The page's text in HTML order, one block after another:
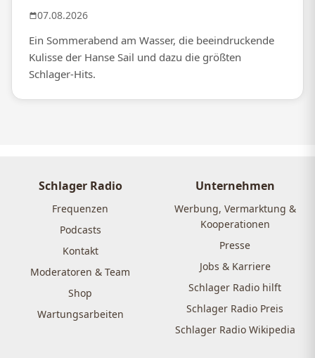
07.08.2026
Ein Sommerabend am Wasser, die beeindruckende
Kulisse der Hanse Sail und dazu die größten
Schlager-Hits.
Schlager Radio
Frequenzen
Podcasts
Kontakt
Moderatoren & Team
Shop
Wartungsarbeiten
Unternehmen
Werbung, Vermarktung &
Kooperationen
Presse
Jobs & Karriere
Schlager Radio hilft
Schlager Radio Preis
Schlager Radio Wikipedia